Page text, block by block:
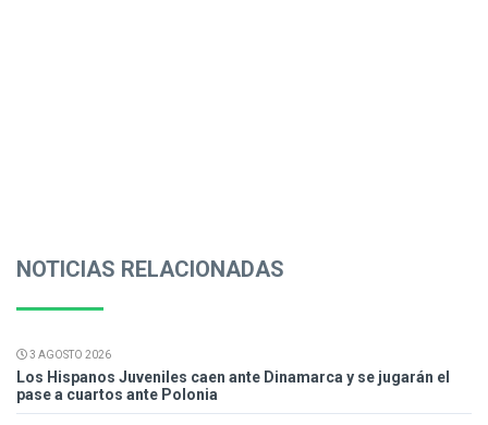
NOTICIAS RELACIONADAS
3 AGOSTO 2026
Los Hispanos Juveniles caen ante Dinamarca y se jugarán el
pase a cuartos ante Polonia